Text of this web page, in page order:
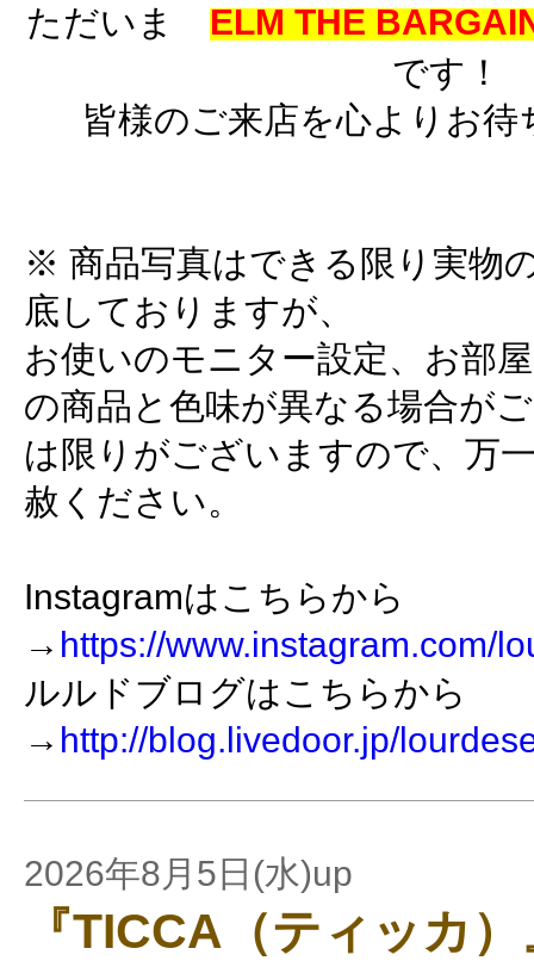
ただいま ELM THE
です！
皆様のご来店を心よりお
※ 商品写真はできる限り実物
底しておりますが、
お使いのモニター設定、お部
の商品と色味が異なる場合が
は限りがございますので、万
赦ください。
Instagramはこちらから
→ https://www.instagram.com/
ルルドブログはこちらから
→ http://blog.livedoor.jp/
2026年8月5日(水)up
『TICCA（ティッカ